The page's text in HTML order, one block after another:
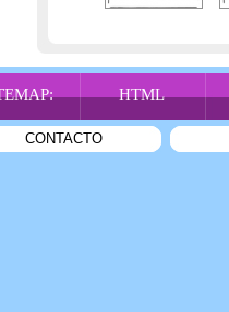
HTML
CONTACTO